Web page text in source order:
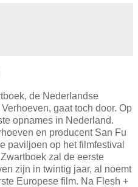
de Nederlandse
gaat toch door. Op
opnames in Nederland.
en producent San Fu
paviljoen op het filmfestival
zal de eerste
zijn in twintig jaar, al noemt
Europese film. Na Flesh +